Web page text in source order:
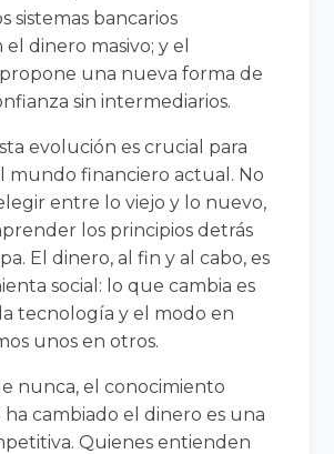
sistemas bancarios
dinero masivo; y el
una nueva forma de
sin intermediarios.
evolución es crucial para
mundo financiero actual. No
entre lo viejo y lo nuevo,
los principios detrás
El dinero, al fin y al cabo, es
social: lo que cambia es
tecnología y el modo en
unos en otros.
nunca, el conocimiento
cambiado el dinero es una
Quienes entienden